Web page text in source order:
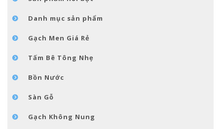
LIÊN HỆDanh mục sản phẩm
Gạch Men Giá Rẻ
Tấm Bê Tông Nhẹ
Bồn Nước
Sàn Gỗ
Gạch Không Nung